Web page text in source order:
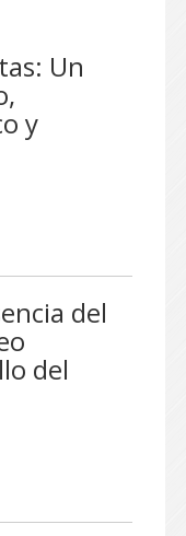
Un
y
del
del